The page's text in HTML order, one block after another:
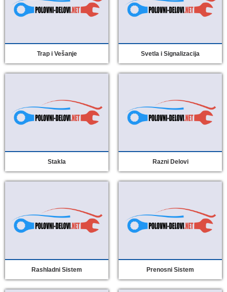
Trap i Vešanje Svetla i Signalizacija
Stakla Razni Delovi
Rashladni Sistem Prenosni Sistem